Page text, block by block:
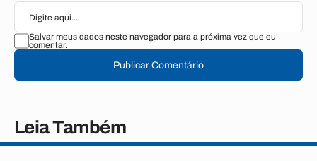
Salvar meus dados neste navegador para a próxima vez que eu
comentar.
Publicar Comentário
Leia Também